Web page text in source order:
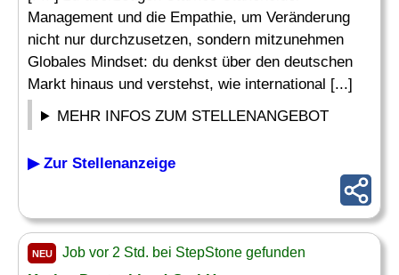
Management und die Empathie, um Veränderung
nicht nur durchzusetzen, sondern mitzunehmen
Globales Mindset: du denkst über den deutschen
Markt hinaus und verstehst, wie international [...]
MEHR INFOS ZUM STELLENANGEBOT
▶ Zur Stellenanzeige
NEU Job vor 2 Std. bei StepStone gefunden